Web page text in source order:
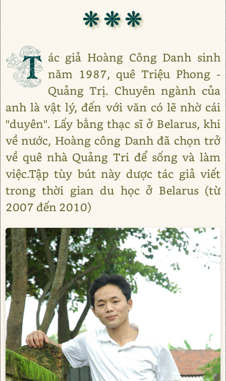
❊ ❊ ❊
T ác giả Hoàng Công Danh sinh
năm 1987, quê Triệu Phong -
Quảng Trị. Chuyên ngành của
anh là vật lý, đến với văn có lẽ nhờ cái
"duyên". Lấy bằng thạc sĩ ở Belarus, khi
về nước, Hoàng công Danh đã chọn trở
về quê nhà Quảng Tri để sống và làm
việc.Tập tùy bút này dược tác giả viết
trong thời gian du học ở Belarus (từ
2007 đến 2010)